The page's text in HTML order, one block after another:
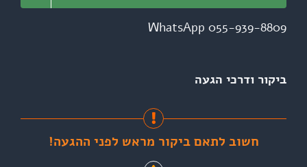
WhatsApp 055-939-8809
ביקור ודרכי הגעה
חשוב לתאם ביקור מראש לפני ההגעה!